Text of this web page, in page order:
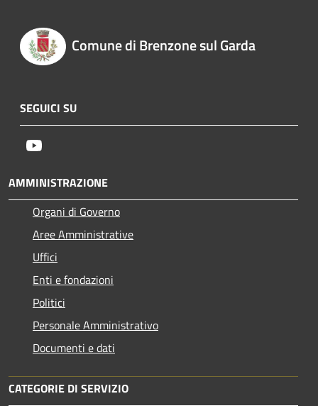
Comune di Brenzone sul Garda
SEGUICI SU
AMMINISTRAZIONE
Organi di Governo
Aree Amministrative
Uffici
Enti e fondazioni
Politici
Personale Amministrativo
Documenti e dati
CATEGORIE DI SERVIZIO